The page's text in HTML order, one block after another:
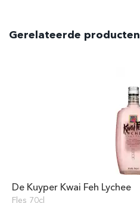
Gerelateerde producten
De Kuyper Kwai Feh Lychee
Fles 70cl